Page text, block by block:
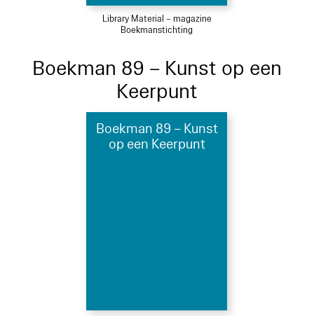
Library Material – magazine
Boekmanstichting
Boekman 89 – Kunst op een
Keerpunt
Boekman 89 – Kunst
op een Keerpunt